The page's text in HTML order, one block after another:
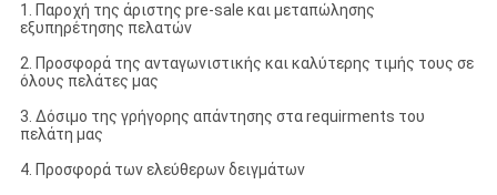
1. Παροχή της άριστης pre-sale και μεταπώλησης
εξυπηρέτησης πελατών
2. Προσφορά της ανταγωνιστικής και καλύτερης τιμής τους σε
όλους πελάτες μας
3. Δόσιμο της γρήγορης απάντησης στα requirments του
πελάτη μας
4. Προσφορά των ελεύθερων δειγμάτων